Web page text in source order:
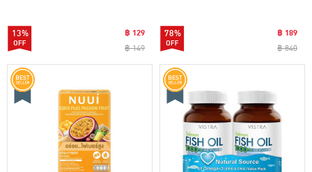
13%
฿ 129
฿ 149
78%
฿ 189
฿ 840